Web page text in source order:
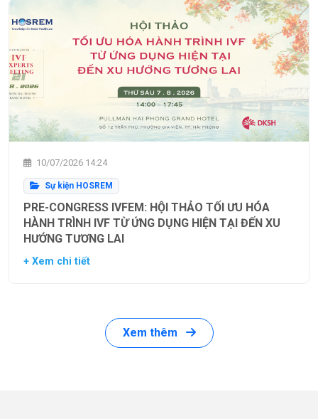
10/07/2026 14:24
Sự kiện HOSREM
PRE-CONGRESS IVFEM: HỘI THẢO TỐI ƯU HÓA
HÀNH TRÌNH IVF TỪ ỨNG DỤNG HIỆN TẠI ĐẾN XU
HƯỚNG TƯƠNG LAI
+ Xem chi tiết
Xem thêm